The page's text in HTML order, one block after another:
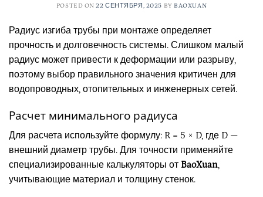
POSTED ON22 СЕНТЯБРЯ, 2025 BY BAOXUAN
Радиус изгиба трубы при монтаже определяет
прочность и долговечность системы. Слишком малый
радиус может привести к деформации или разрыву,
поэтому выбор правильного значения критичен для
водопроводных, отопительных и инженерных сетей.
Расчет минимального радиуса
Для расчета используйте формулу: R = 5 × D, где D —
внешний диаметр трубы. Для точности применяйте
специализированные калькуляторы от BaoXuan,
учитывающие материал и толщину стенок.